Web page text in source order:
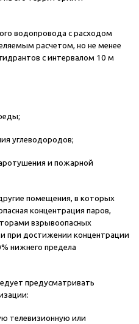
водопровода с расходом
расчетом, но не менее
с интервалом 10 м
углеводородов;
и пожарной
помещения, в которых
концентрация паров,
взрывоопасных
при достижении концентрации
нижнего предела
предусматривать
телевизионную или